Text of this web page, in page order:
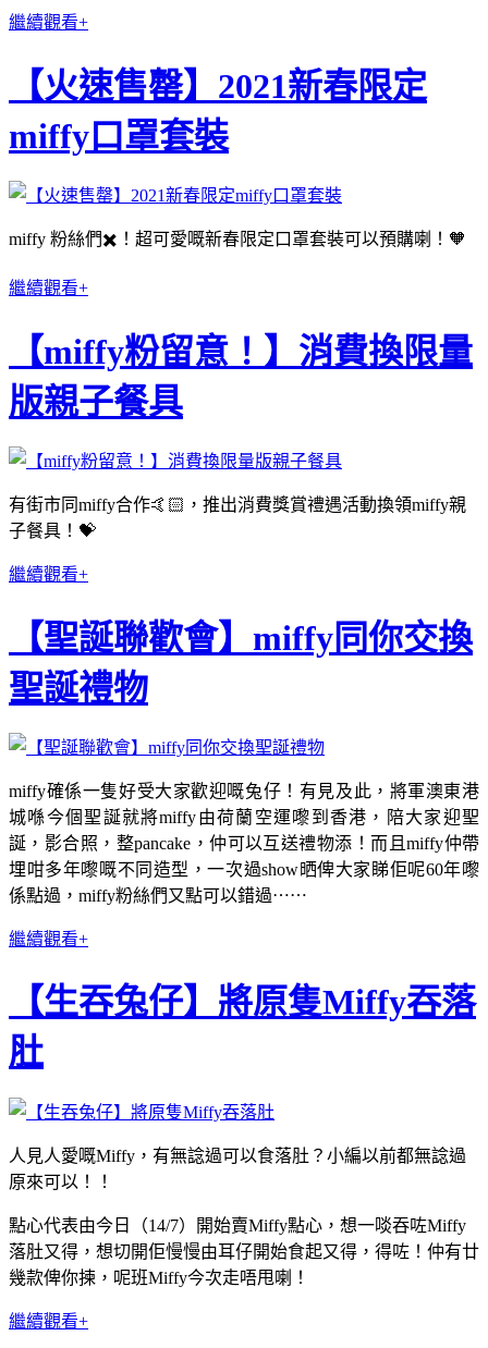
繼續觀看+
【火速售罄】2021新春限定
miffy口罩套裝
miffy 粉絲們✖️！超可愛嘅新春限定口罩套裝可以預購喇！🧡
繼續觀看+
【miffy粉留意！】消費換限量
版親子餐具
有街市同miffy合作🤙🏻，推出消費獎賞禮遇活動換領miffy親
子餐具！💝
繼續觀看+
【聖誕聯歡會】miffy同你交換
聖誕禮物
miffy確係一隻好受大家歡迎嘅兔仔！有見及此，將軍澳東港
城喺今個聖誕就將miffy由荷蘭空運嚟到香港，陪大家迎聖
誕，影合照，整pancake，仲可以互送禮物添！而且miffy仲帶
埋咁多年嚟嘅不同造型，一次過show晒俾大家睇佢呢60年嚟
係點過，miffy粉絲們又點可以錯過⋯⋯
繼續觀看+
【生吞兔仔】將原隻Miffy吞落
肚
人見人愛嘅Miffy，有無諗過可以食落肚？小編以前都無諗過
原來可以！！
點心代表由今日（14/7）開始賣Miffy點心，想一啖吞咗Miffy
落肚又得，想切開佢慢慢由耳仔開始食起又得，得咗！仲有廿
幾款俾你揀，呢班Miffy今次走唔甩喇！
繼續觀看+